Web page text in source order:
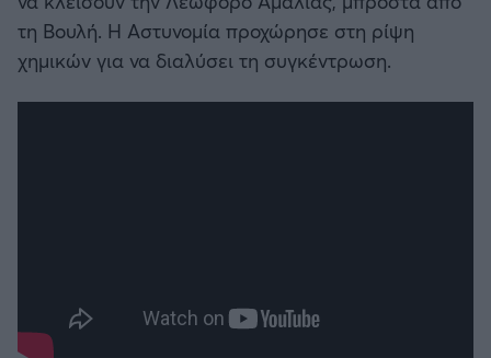
τη Βουλή. Η Αστυνομία προχώρησε στη ρίψη
χημικών για να διαλύσει τη συγκέντρωση.